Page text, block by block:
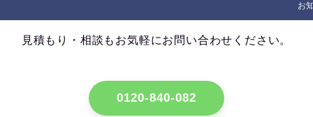
お
見積もり・相談もお気軽にお問い合わせください。
0120-840-082